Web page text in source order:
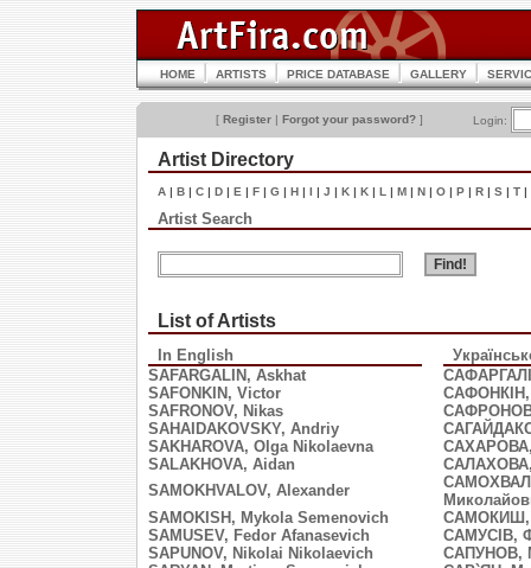
HOME ARTISTS PRICE DATABASE GALLERY
[ Register | Forgot your password? ] Login:
Artist Directory
A | B | C | D | E | F | G | H | I | J | K | K | L | M | N | O | P | R | S | T |
Artist Search
List of Artists
In English
SAFARGALIN, Askhat
SAFONKIN, Victor
САФОНКІН,
SAFRONOV, Nikas
SAHAIDAKOVSKY, Andriy
SAKHAROVA, Olga Nikolaevna
САХАРОВА,
SALAKHOVA, Aidan
SAMOKHVALOV, Alexander
SAMOKISH, Mykola Semenovich
САМОКИШ,
SAMUSEV, Fedor Afanasevich
САМУСІВ,
SAPUNOV, Nikolai Nikolaevich
САПУНОВ,